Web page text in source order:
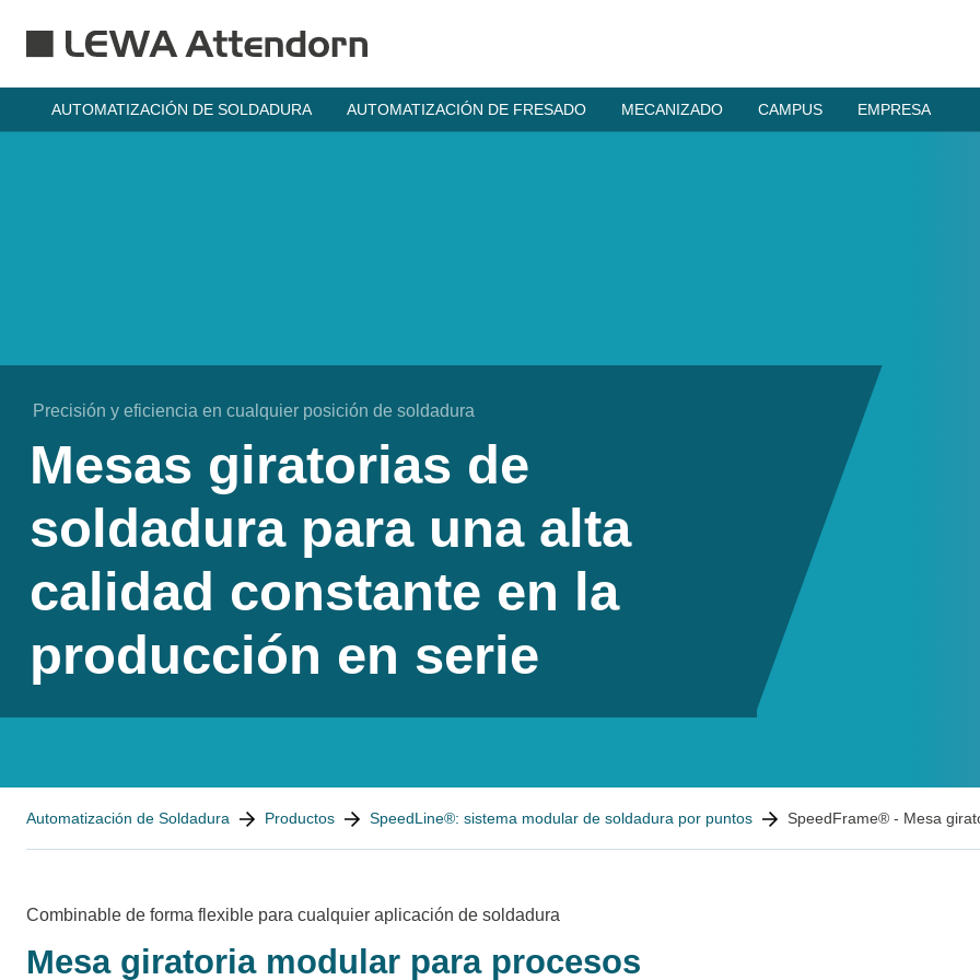
AUTOMATIZACIÓN DE SOLDADURA AUTOMATIZACIÓN DE FRESADO MECANIZADO CAMPUS EMPRESA
Precisión y eficiencia en cualquier posición de soldadura
Mesas giratorias de
soldadura para una alta
calidad constante en la
producción en serie
Automatización de Soldadura Productos SpeedLine®: sistema modular de soldadura por puntos SpeedFrame® - Mesa
Combinable de forma flexible para cualquier aplicación de soldadura
Mesa giratoria modular para procesos